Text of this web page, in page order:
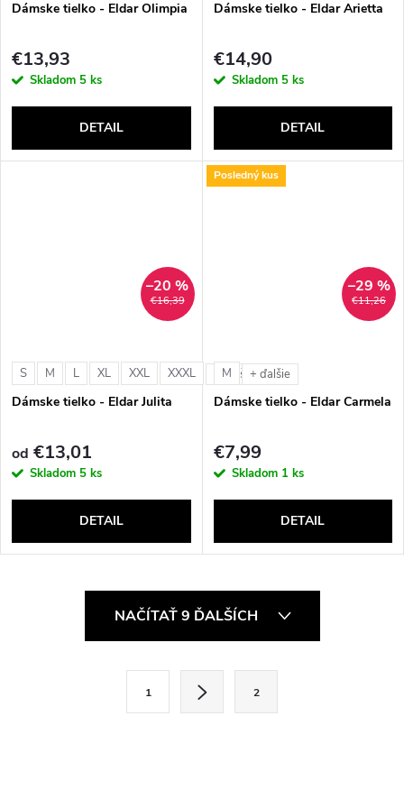
Dámske tielko - Eldar Olimpia
€13,93
Skladom 5 ks
DETAIL
Dámske tielko - Eldar Arietta
€14,90
Skladom 5 ks
DETAIL
€16,39
–20 %
S M L XL XXL XXXL + ďalšie
Dámske tielko - Eldar Julita
od €13,01
Skladom 5 ks
DETAIL
Posledný kus
€11,26
–29 %
M + ďalšie
Dámske tielko - Eldar Carmela
€7,99
Skladom 1 ks
DETAIL
NAČÍTAŤ 9 ĎALŠÍCH
1 2